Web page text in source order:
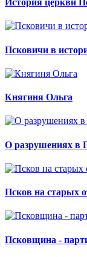
История церкви
Псковичи в
Княгиня Ольга
О разрушениях в
Псков на старых
Псковщина -